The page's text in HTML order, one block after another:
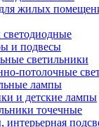
жилых
и подвесы
светильники
потолочные
лампы
и детские лампы
точечные
интерьерная